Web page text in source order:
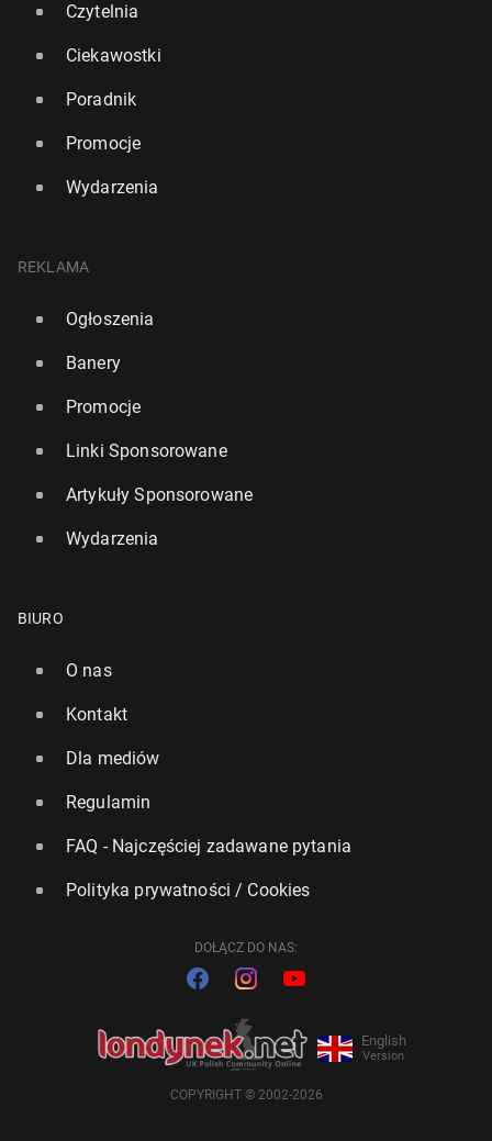
Czytelnia
Ciekawostki
Poradnik
Promocje
Wydarzenia
REKLAMA
Ogłoszenia
Banery
Promocje
Linki Sponsorowane
Artykuły Sponsorowane
Wydarzenia
BIURO
O nas
Kontakt
Dla mediów
Regulamin
FAQ - Najczęściej zadawane pytania
Polityka prywatności / Cookies
DOŁĄCZ DO NAS:
English
Version
COPYRIGHT © 2002-2026